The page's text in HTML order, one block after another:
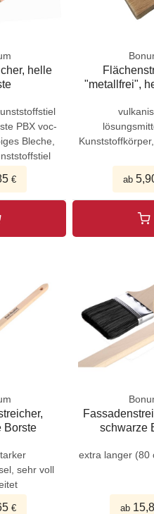
helle
PBX voc-
Bleche,
€
"metallfrei",
ab
Borste
sehr voll
€
schwarze
extra langer (80
ab